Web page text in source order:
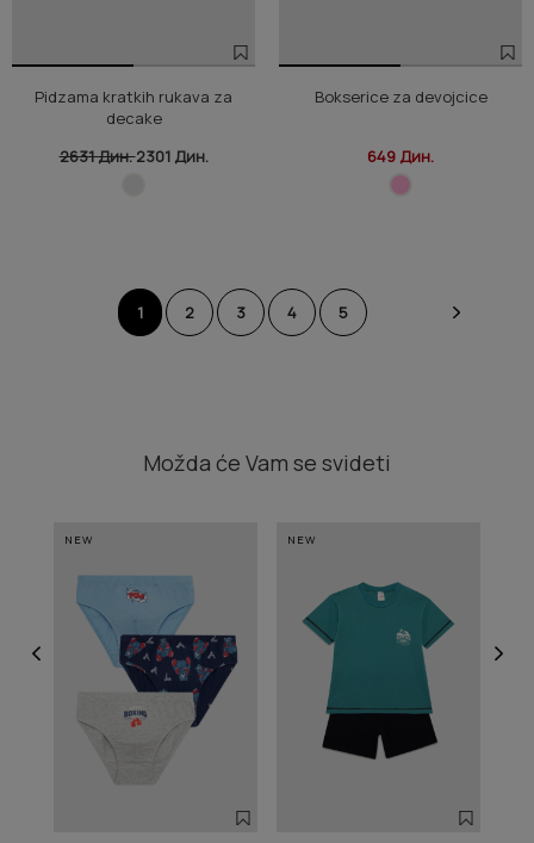
Pidzama kratkih rukava za
decake
2631 Дин.2301 Дин.
Bokserice za devojcice
649 Дин.
1 2 3 4 5
Možda će Vam se svideti
NEW NEW